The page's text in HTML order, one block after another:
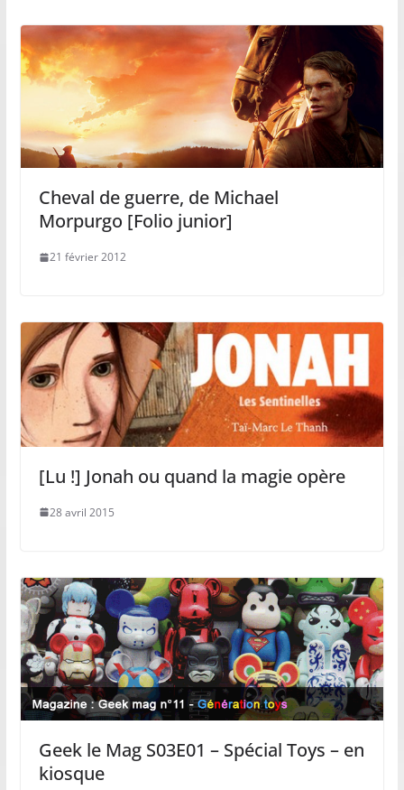
Cheval de guerre, de Michael
Morpurgo [Folio junior]
21 février 2012
[Lu !] Jonah ou quand la magie opère
28 avril 2015
Geek le Mag S03E01 – Spécial Toys – en
kiosque